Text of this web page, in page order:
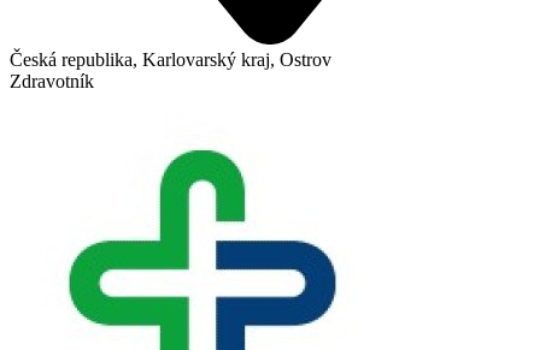
Česká republika, Karlovarský kraj, Ostrov
Zdravotník